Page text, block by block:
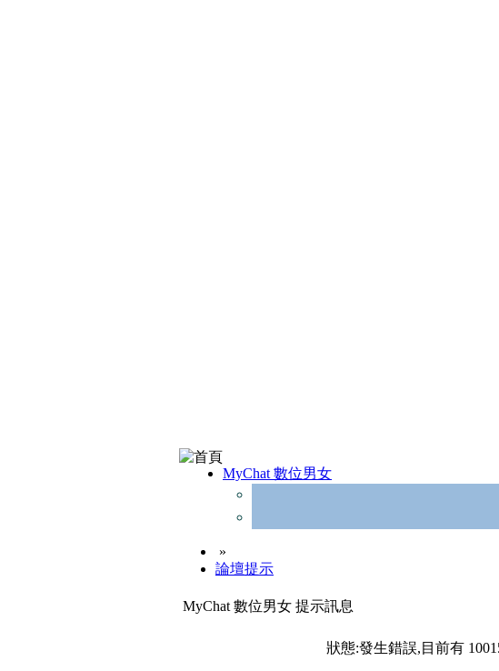
MyChat 數位男女
»
論壇提示
MyChat 數位男女 提示訊息
狀態:發生錯誤,目前有